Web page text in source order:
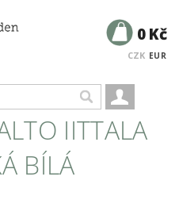
CZK EUR
0 Kč
IITTALA
BÍLÁ